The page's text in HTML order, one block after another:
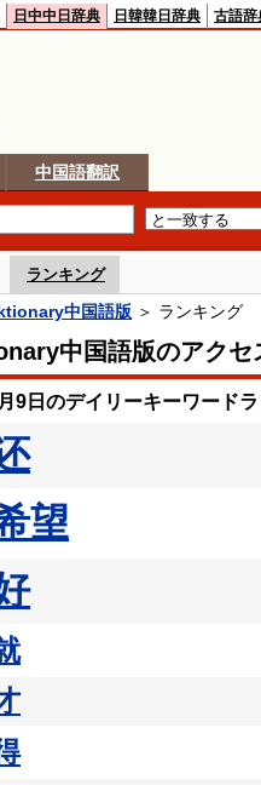
日中中日辞典 日韓韓日辞典 古語辞
中国語翻訳
ランキング
中国語版 ＞ ランキング
中国語版のアクセ
9日のデイリーキーワード
望